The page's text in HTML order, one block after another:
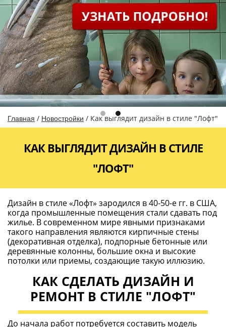
Дизайн в стиле «Лофт» зародился в 40-50-е гг. в США,
когда промышленные помещения стали сдавать под
жилье. В современном мире явными признаками
такого направления являются кирпичные стены
(декоративная отделка), подпорные бетонные или
деревянные колонны, большие окна и высокие
потолки или приемы, создающие такую иллюзию.
КАК СДЕЛАТЬ ДИЗАЙН И
РЕМОНТ В СТИЛЕ "ЛОФТ"
До начала работ потребуется составить модель
декоративные элементы, а также решены вопросы
по функциональности. Цветовая гамма должна быть
серо-коричневой, но не исключено присутствие
ярких акцентов. Весь процесс протекает в несколько